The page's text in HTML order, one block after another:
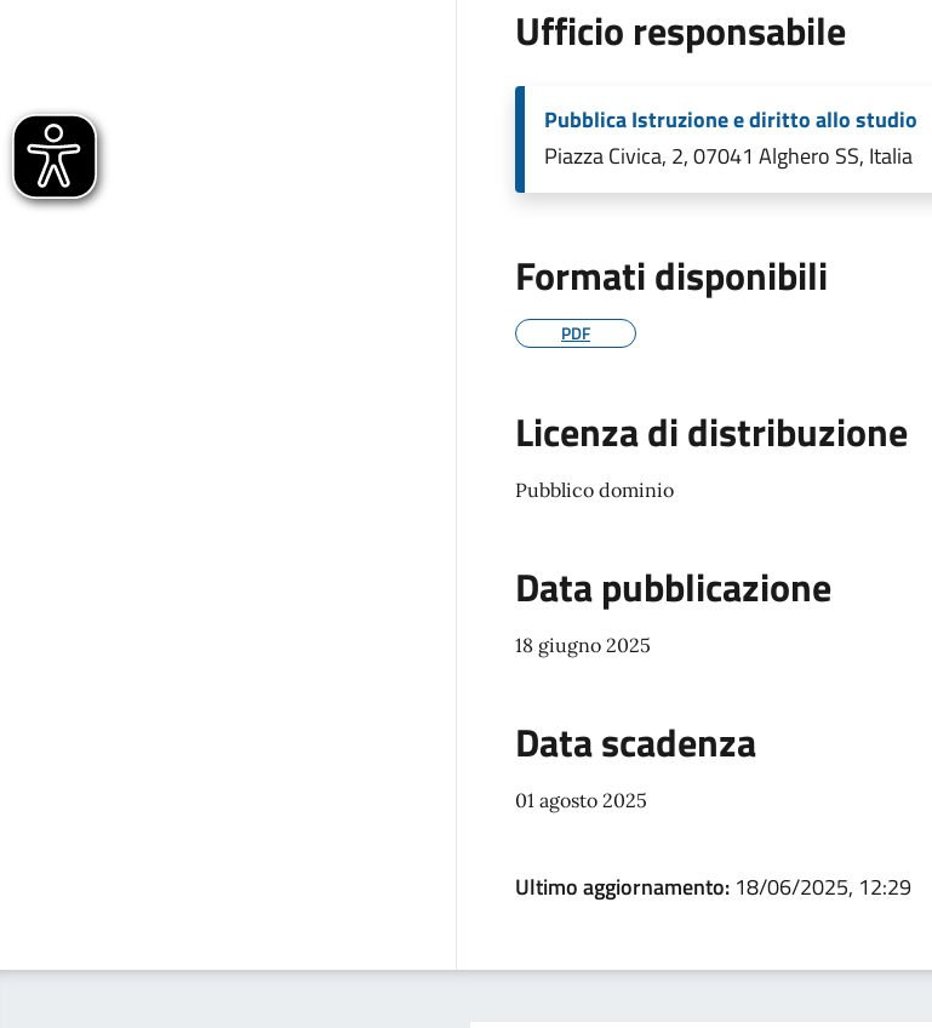
Ufficio responsabile
Pubblica Istruzione e diritto allo studio
Piazza Civica, 2, 07041 Alghero SS, Italia
Formati disponibili
PDF
Licenza di distribuzione
Pubblico dominio
Data pubblicazione
18 giugno 2025
Data scadenza
01 agosto 2025
Ultimo aggiornamento: 18/06/2025, 12:29